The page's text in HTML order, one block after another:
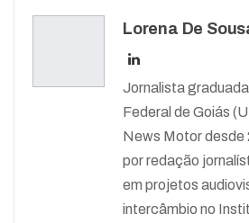
Lorena De
Jornalista
Federal de Goiás
News Motor desde
por redação
em projetos
intercâmbio no